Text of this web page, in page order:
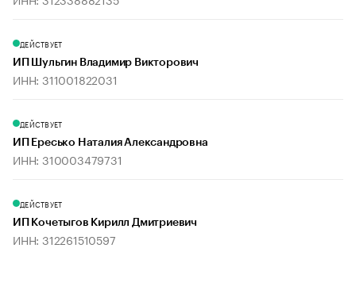
ДЕЙСТВУЕТ
ИП Шульгин Владимир Викторович
ИНН: 311001822031
ДЕЙСТВУЕТ
ИП Ересько Наталия Александровна
ИНН: 310003479731
ДЕЙСТВУЕТ
ИП Кочетыгов Кирилл Дмитриевич
ИНН: 312261510597